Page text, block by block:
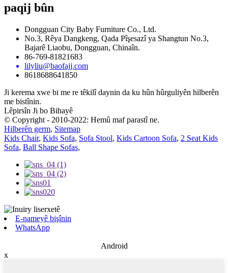
paqij bûn
Dongguan City Baby Furniture Co., Ltd.
No.3, Rêya Dangkeng, Qada Pîşesazî ya Shangtun No.3,
Bajarê Liaobu, Dongguan, Chinaîn.
86-769-81821683
lilyliu@baofajj.com
8618688641850
Ji kerema xwe bi me re têkilî daynin da ku hûn hûrguliyên hilberên
me bistînin.
Lêpirsîn Ji bo Bihayê
© Copyright - 2010-2022: Hemû maf parastî ne.
Hilberên germ, Sitemap
Kids Chair, Kids Sofa, Sofa Stool, Kids Cartoon Sofa, 2 Seat Kids
Sofa, Ball Shape Sofas,
E-nameyê bişînin
WhatsApp
Android
x